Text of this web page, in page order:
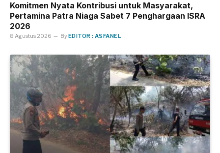
Komitmen Nyata Kontribusi untuk Masyarakat,
Pertamina Patra Niaga Sabet 7 Penghargaan ISRA
2026
8 Agustus 2026 ByEDITOR : ASFANEL